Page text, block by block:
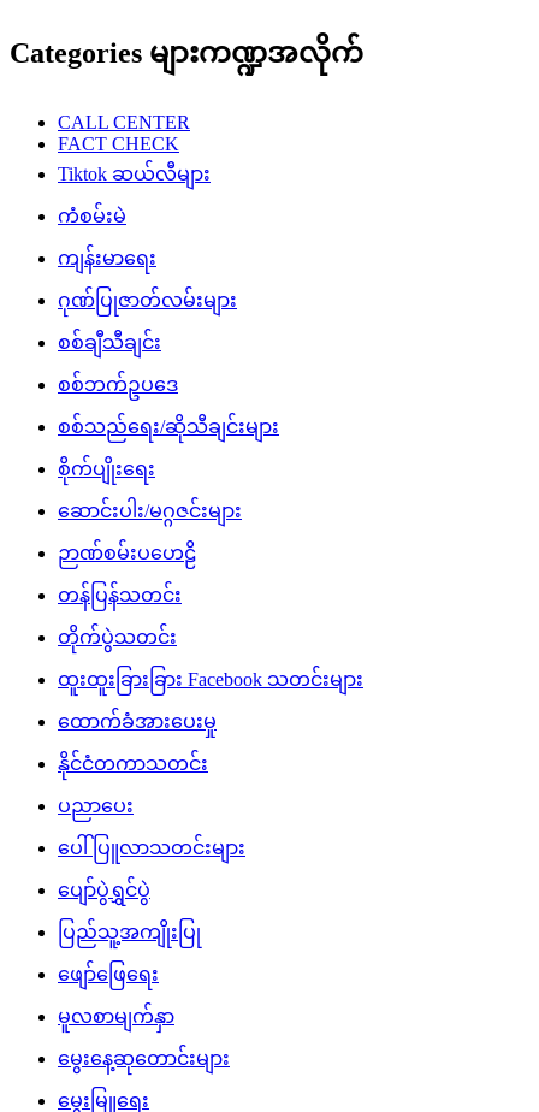
Categories များကဏ္ဍအလိုက်
CALL CENTER
FACT CHECK
Tiktok ဆယ်လီများ
ကံစမ်းမဲ
ကျန်းမာရေး
ဂုဏ်ပြုဇာတ်လမ်းများ
စစ်ချီသီချင်း
စစ်ဘက်ဥပဒေ
စစ်သည်ရေး/ဆိုသီချင်းများ
စိုက်ပျိုးရေး
ဆောင်းပါး/မဂ္ဂဇင်းများ
ဉာဏ်စမ်းပဟေဠိ
တန်ပြန်သတင်း
တိုက်ပွဲသတင်း
ထူးထူးခြားခြား Facebook သတင်းများ
ထောက်ခံအားပေးမှု
နိုင်ငံတကာသတင်း
ပညာပေး
ပေါ်ပြူလာသတင်းများ
ပျော်ပွဲရွှင်ပွဲ
ပြည်သူ့အကျိုးပြု
ဖျော်ဖြေရေး
မူလစာမျက်နှာ
မွေးနေ့ဆုတောင်းများ
မွေးမြူရေး